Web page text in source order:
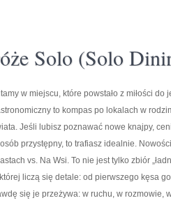
Solo (Solo
w miejscu, które powstało z miłości
to kompas po lokalach w
Jeśli lubisz poznawać nowe knajpy,
przystępny, to trafiasz idealnie.
vs. Na Wsi. To nie jest tylko zbiór
liczą się detale: od pierwszego kęsa
się je przeżywa: w ruchu, w rozmowie,